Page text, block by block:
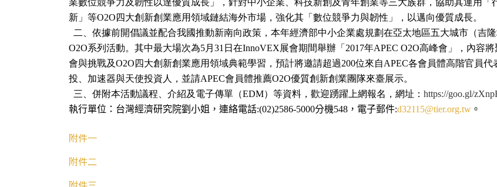
新」等O2O四大創新創業應用領域鏈結海外市場，強化其「數位競爭力與韌性」，以邁向優質成長。
二、 依據前開倡議並配合我國推動新南向政策，本年經濟部中小企業處規劃在亞太地區五大城市（吉
O2O系列活動。其中最大場次為5月31 日在InnoVEX展會期間舉辦「2017年APEC O2O高峰會」，內容
會與挑戰及O2O四大創新創業應用領域典範學習，預計將邀請超過200位來自APEC各會員體高階官員代
投、加速器與天使投資人，並請APEC會員體推薦O2O優質創新創業團隊來臺展示。
三、 併附本活動議程、介紹及電子傳單（EDM）等資料，歡迎踴躍上網報名，網址： https://goo.gl/
執行單位：台灣經濟研究院劉小姐，連絡電話:(02)2586-5000分機548 ，電子郵件:d32115@tier.org.tw 。
附件一
附件二